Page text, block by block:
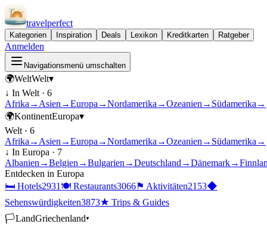
travelperfect
Kategorien Inspiration Deals Lexikon Kreditkarten Ratgeber
Anmelden
Navigationsmenü umschalten
🌍WeltWelt▾
↓ In Welt · 6
Afrika → Asien →Europa →Nordamerika →Ozeanien → Südamerika →
🌍KontinentEuropa▾
Welt · 6
Afrika → Asien →Europa →Nordamerika →Ozeanien → Südamerika →
↓ In Europa · 7
Albanien →Belgien →Bulgarien →Deutschland →Dänemark→
Entdecken in Europa
🛏 Hotels2931 🍽 Restaurants3066⚑ Aktivitäten2153◆
Sehenswürdigkeiten3873★ Trips & Guides
🏳LandGriechenland▾